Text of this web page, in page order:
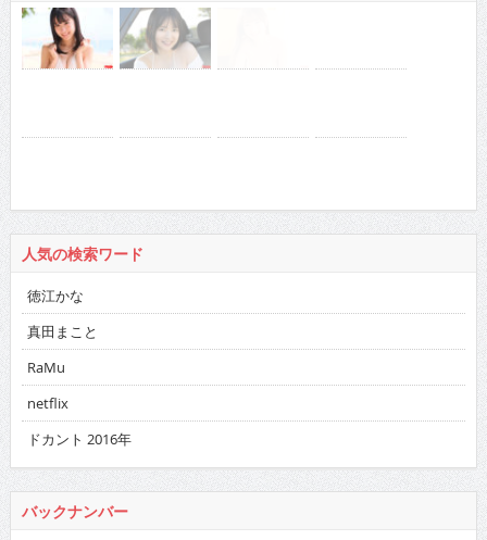
人気の検索ワード
徳江かな
真田まこと
RaMu
netflix
ドカント 2016年
バックナンバー